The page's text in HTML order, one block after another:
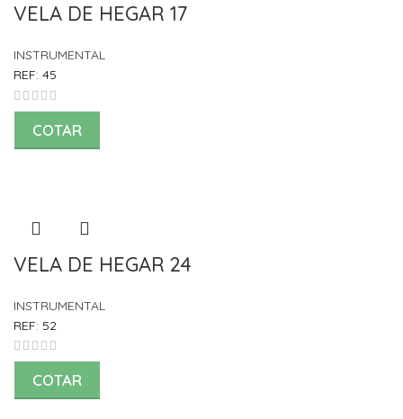
VELA DE HEGAR 17
INSTRUMENTAL
REF: 45
COTAR
VELA DE HEGAR 24
INSTRUMENTAL
REF: 52
COTAR